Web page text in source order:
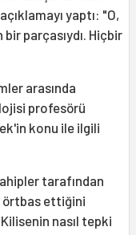
yaptı: "O,
parçasıydı. Hiçbir
arasında
profesörü
konu ile ilgili
tarafından
örtbas ettiğini
nasıl tepki